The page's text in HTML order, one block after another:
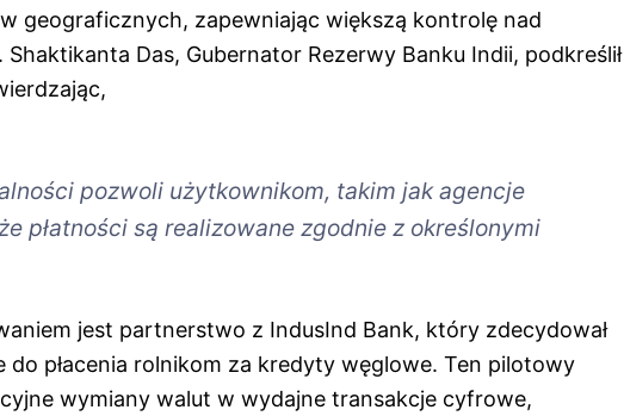
geograficznych, zapewniając większą kontrolę nad
Das, Gubernator Rezerwy Banku Indii, podkreślił
pozwoli użytkownikom, takim jak agencje
płatności są realizowane zgodnie z określonymi
jest partnerstwo z IndusInd Bank, który zdecydował
do płacenia rolnikom za kredyty węglowe. Ten pilotowy
wymiany walut w wydajne transakcje cyfrowe,